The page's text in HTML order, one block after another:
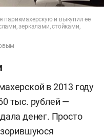
и выкупил ее
зеркалами, стойками,
в 2013 году
тыс. рублей —
денег. Просто